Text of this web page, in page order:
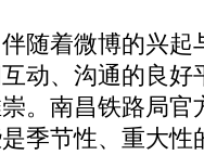
着微博的兴起
动、沟通的良
。南昌铁路局
季节性、重大